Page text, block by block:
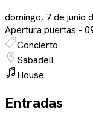
domingo, 7 de junio
Apertura puertas -
Concierto
Sabadell
House
Entradas